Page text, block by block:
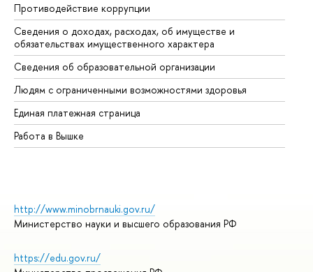
Противодействие коррупции
Сведения о доходах, расходах, об имуществе и
обязательствах имущественного характера
Сведения об образовательной организации
Людям с ограниченными возможностями здоровья
Единая платежная страница
Работа в Вышке
http://www.minobrnauki.gov.ru/
Министерство науки и высшего образования РФ
https://edu.gov.ru/